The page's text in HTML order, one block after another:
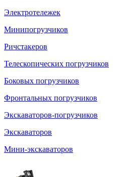
Электротележек
Минипогрузчиков
Ричстакеров
Телескопических погрузчиков
Боковых погрузчиков
Фронтальных погрузчиков
Экскаваторов-погрузчиков
Экскаваторов
Мини-экскаваторов